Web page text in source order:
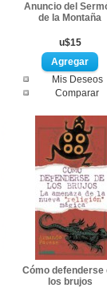
Anuncio del
de la Montaña
u$15
Mis Deseos
Comparar
Cómo defenderse
los brujos